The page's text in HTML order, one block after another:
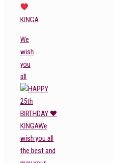
KINGA
We
wish
you
all